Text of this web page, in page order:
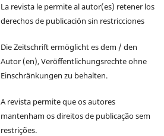
La revista le permite al autor(es) retener los
derechos de publicación sin restricciones
Die Zeitschrift ermöglicht es dem / den
Autor (en), Veröffentlichungsrechte ohne
Einschränkungen zu behalten.
A revista permite que os autores
mantenham os direitos de publicação sem
restrições.